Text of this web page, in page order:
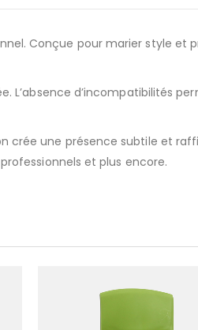
Conçue pour marier style et
L’absence d’incompatibilités
crée une présence subtile et
et plus encore.